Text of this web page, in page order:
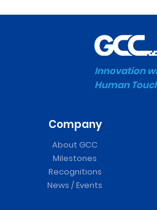
Innovation
Human
Company
About GCC
Milestones
Recognitions
News / Events